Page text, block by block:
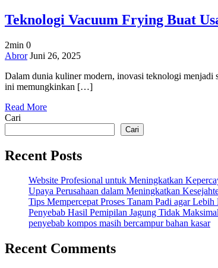
Teknologi Vacuum Frying Buat
2min 0
on
Vacuum
Frying
Usaha,
Inovasi
Camilan
Sehat
Abror Juni 26, 2025
Dalam dunia kuliner modern, inovasi teknologi menjadi
ini memungkinkan […]
Read More
Cari
Cari
Recent Posts
Website Profesional untuk Meningkatkan
Upaya Perusahaan dalam Meningkatkan
Tips Mempercepat Proses Tanam Padi agar Lebih
Penyebab Hasil Pemipilan Jagung Tidak
penyebab kompos masih bercampur bahan kasar
Recent Comments